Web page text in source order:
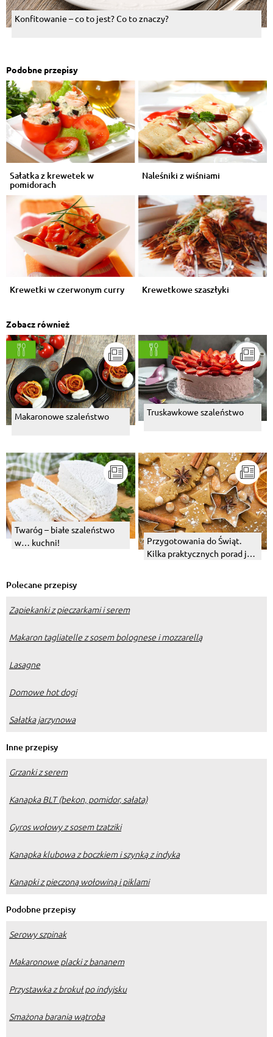
Konfitowanie – co to jest? Co to znaczy?
Podobne przepisy
Sałatka z krewetek w
pomidorach
Naleśniki z wiśniami
Krewetki w czerwonym curry Krewetkowe szaszłyki
Zobacz również
Makaronowe szaleństwo Truskawkowe szaleństwo
Twaróg – białe szaleństwo
w… kuchni!
Przygotowania do Świąt.
Kilka praktycznych porad jak
Polecane przepisy
Zapiekanki z pieczarkami i serem
Makaron tagliatelle z sosem bolognese i mozzarellą
Lasagne
Domowe hot dogi
Sałatka jarzynowa
Inne przepisy
Grzanki z serem
Kanapka BLT (bekon, pomidor, sałata)
Gyros wołowy z sosem tzatziki
Kanapka klubowa z boczkiem i szynką z indyka
Kanapki z pieczoną wołowiną i piklami
Podobne przepisy
Serowy szpinak
Makaronowe placki z bananem
Przystawka z brokuł po indyjsku
Smażona barania wątroba